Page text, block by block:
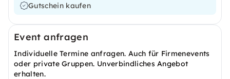
Gutschein kaufen
Event anfragen
Individuelle Termine anfragen. Auch für Firmenevents
oder private Gruppen. Unverbindliches Angebot
erhalten.